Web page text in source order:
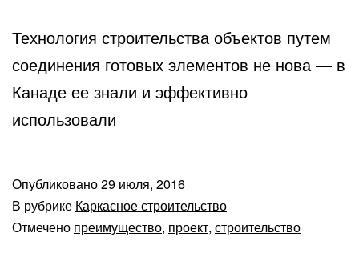
Технология строительства объектов путем
соединения готовых элементов не нова — в
Канаде ее знали и эффективно
использовали
Опубликовано29 июля, 2016
В рубрике Каркасное строительство
Отмечено преимущество, проект, строительство